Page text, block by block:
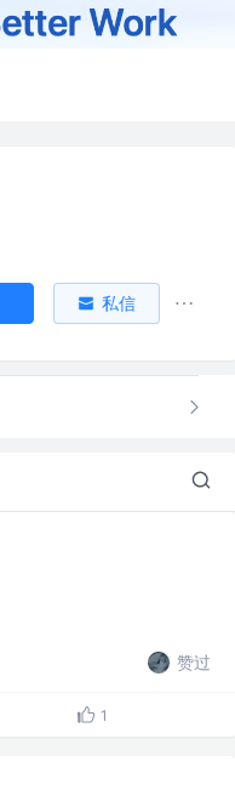
私信
赞过
1